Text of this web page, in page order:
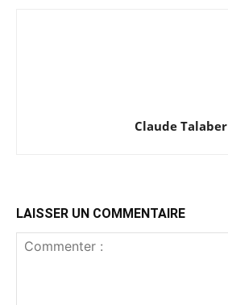
Claude Talaber
LAISSER UN COMMENTAIRE